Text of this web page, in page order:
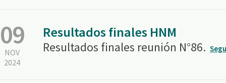
09
NOV
2024
Resultados finales HNM
Resultados finales reunión N°86.